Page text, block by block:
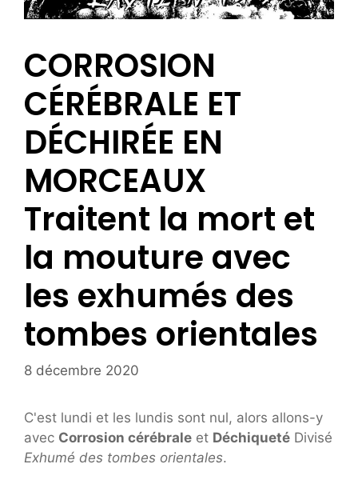
CORROSION
CÉRÉBRALE ET
DÉCHIRÉE EN
MORCEAUX
Traitent la mort et
la mouture avec
les exhumés des
tombes orientales
8 décembre 2020
C'est lundi et les lundis sont nul, alors allons-y
avec Corrosion cérébrale et Déchiqueté Divisé
Exhumé des tombes orientales.